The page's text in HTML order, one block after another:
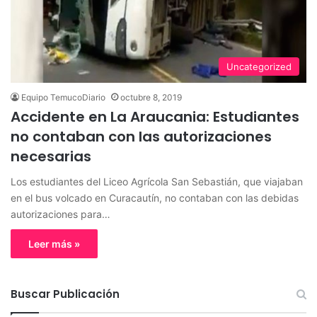
Uncategorized
Equipo TemucoDiario octubre 8, 2019
Accidente en La Araucania: Estudiantes
no contaban con las autorizaciones
necesarias
Los estudiantes del Liceo Agrícola San Sebastián, que viajaban
en el bus volcado en Curacautín, no contaban con las debidas
autorizaciones para…
Leer más »
Buscar Publicación